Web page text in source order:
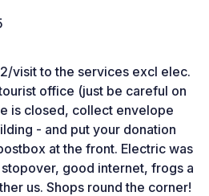
visit to the services excl elec.
office (just be careful on
is closed, collect envelope
- and put your donation
at the front. Electric was
good internet, frogs a
us. Shops round the corner!